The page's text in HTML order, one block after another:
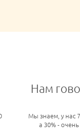
Нам
Мы знаем, у нас
а 30% -